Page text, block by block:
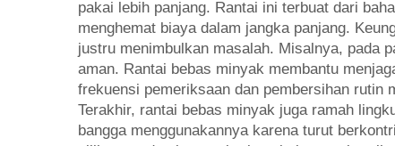
pakai lebih panjang. Rantai ini terbuat dari
menghemat biaya dalam jangka panjang.
justru menimbulkan masalah. Misalnya, pada
aman. Rantai bebas minyak membantu
frekuensi pemeriksaan dan pembersihan rutin
Terakhir, rantai bebas minyak juga ramah
bangga menggunakannya karena turut